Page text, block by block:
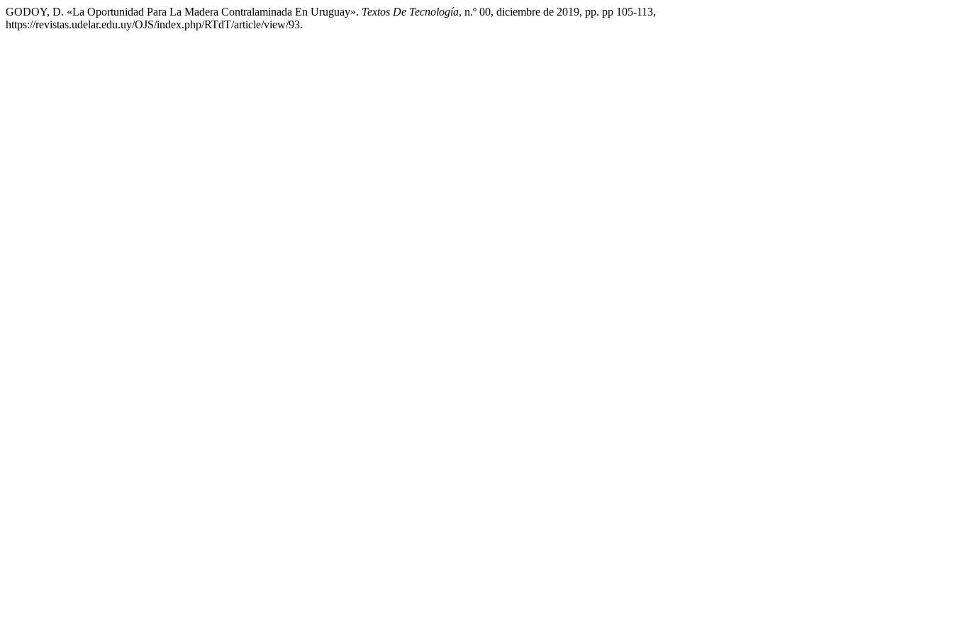
GODOY, D. «La Oportunidad Para La Madera Contralaminada En Uruguay». Textos De Tecnología, n.º 00, diciembre de 2019, pp. pp 105-113,
https://revistas.udelar.edu.uy/OJS/index.php/RTdT/article/view/93.